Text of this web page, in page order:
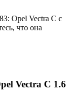
Opel Vectra C с
что она
Vectra C 1.6